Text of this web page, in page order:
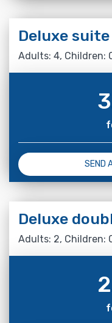
Deluxe
Adults: 4, Children:
SEND
Deluxe
Adults: 2, Children: